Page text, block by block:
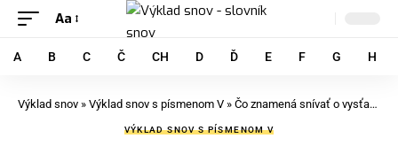
Aa
A B C Č CH D Ď E F G H
Výklad snov » Výklad snov s písmenom V » Čo znamená snívať o vysťahovať sa
VÝKLAD SNOV S PÍSMENOM V